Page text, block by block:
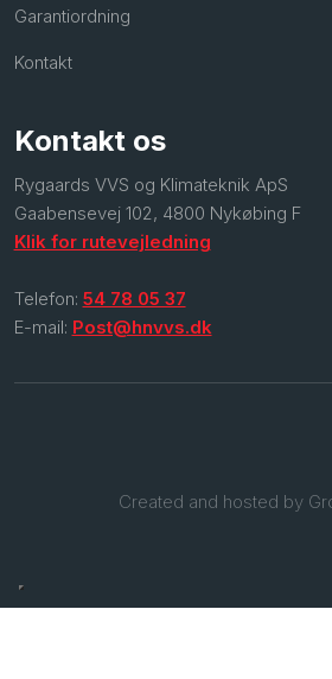
Garantiordning
Kontakt
Kontakt os
​Rygaards VVS og Klimateknik ApS
Gaabensevej 102, 4800 Nykøbing F
Klik for rutevejledning
Telefon: 54 78 05 37
E-mail: Post@hnvvs.dk
Created and hosted by